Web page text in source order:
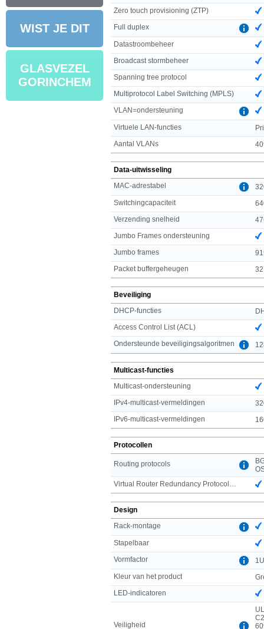
WIST JE DIT
GLASVEZEL
GORINCHEM
Zero touch provisioning (ZTP)
Full duplex
Datastroombeheer
Broadcast stormbeheer
Spanning tree protocol
Multiprotocol Label Switching (MPLS)
VLAN=ondersteuning
Virtuele LAN-functies
Aantal VLANs
Data-uitwisseling
MAC-adrestabel
Switchingcapaciteit
Verzending snelheid
Jumbo Frames ondersteuning
Jumbo frames
Packet buffergeheugen
Beveiliging
DHCP-functies
Access Control List (ACL)
Ondersteunde beveiligingsalgoritmen
Multicast-functies
Multicast-ondersteuning
IPv4-multicast-vermeldingen
IPv6-multicast-vermeldingen
Protocollen
Routing protocols
Design
Rack-montage
Stapelbaar
Vormfactor
1U
Kleur van het product
LED-indicatoren
Veiligheid